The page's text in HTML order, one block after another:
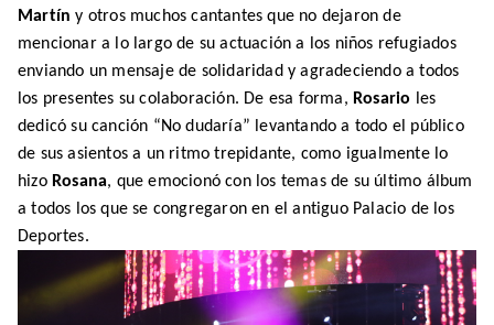
Martín y otros muchos cantantes que no dejaron de
mencionar a lo largo de su actuación a los niños refugiados
enviando un mensaje de solidaridad y agradeciendo a todos
los presentes su colaboración. De esa forma, Rosario les
dedicó su canción “No dudaría” levantando a todo el público
de sus asientos a un ritmo trepidante, como igualmente lo
hizo Rosana, que emocionó con los temas de su último álbum
a todos los que se congregaron en el antiguo Palacio de los
Deportes.